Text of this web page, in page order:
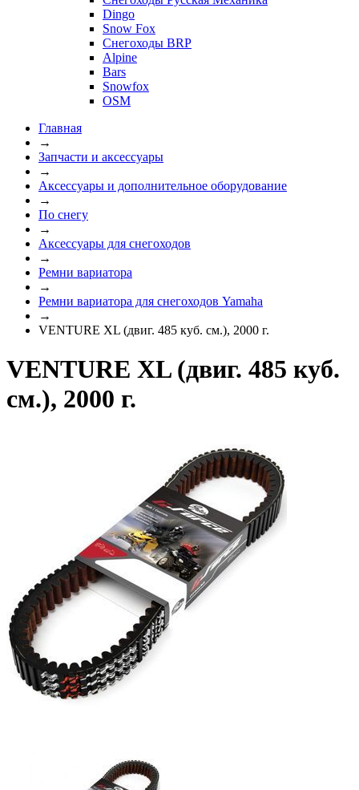
Dingo
Snow Fox
Снегоходы BRP
Alpine
Bars
Snowfox
OSM
Главная
→
Запчасти и аксессуары
→
Аксессуары и дополнительное оборудование
→
По снегу
→
Аксессуары для снегоходов
→
Ремни вариатора
→
Ремни вариатора для снегоходов Yamaha
→
VENTURE XL (двиг. 485 куб. см.), 2000 г.
VENTURE XL (двиг. 485 куб.
см.), 2000 г.